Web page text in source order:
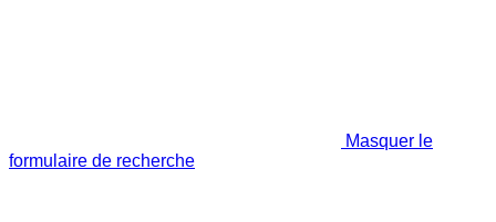
Masquer le
formulaire de recherche